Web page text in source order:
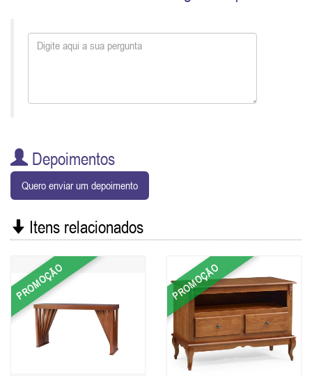
Depoimentos
Quero enviar um depoimento
Itens relacionados
PROMOÇÃO PROMOÇÃO